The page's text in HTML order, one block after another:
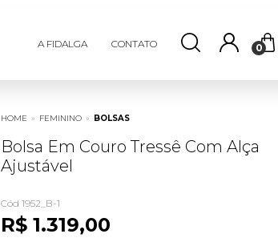
0
A FIDALGA CONTATO
HOME » FEMININO » BOLSAS
Bolsa Em Couro Tressê Com Alça
Ajustável
Cód 1952_B-1
R$ 1.319,00